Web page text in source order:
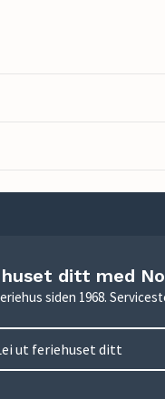
ditt med
siden 1968.
ut feriehuset ditt